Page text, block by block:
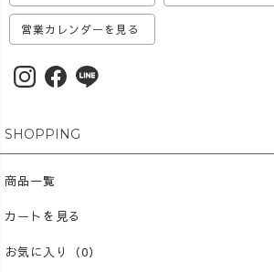
営業カレンダーを見る
SHOPPING
商品一覧
カートを見る
お気に入り（0）